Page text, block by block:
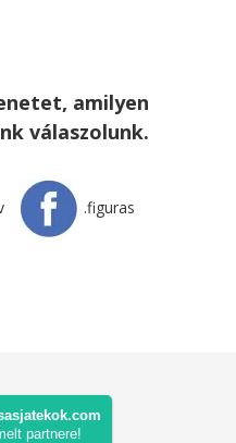
amilyen
válaszolunk.
.figuras
partnere!